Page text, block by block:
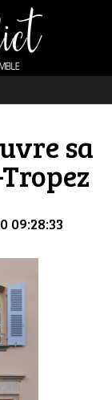
sa
09:28:33